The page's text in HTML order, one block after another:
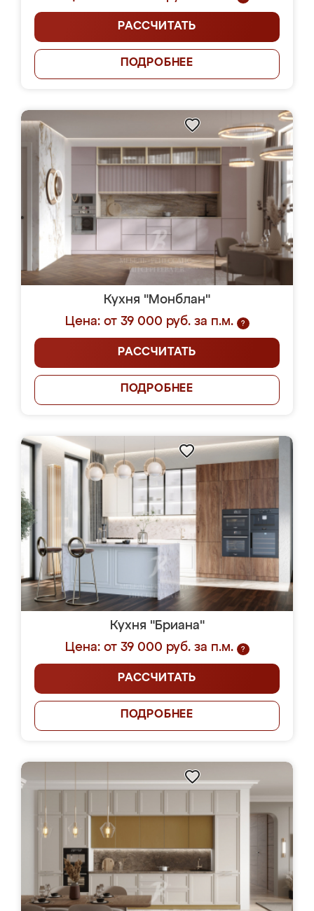
РАССЧИТАТЬ
ПОДРОБНЕЕ
Кухня "Монблан"
Цена: от 39 000 руб. за п.м.
?
РАССЧИТАТЬ
ПОДРОБНЕЕ
Кухня "Бриана"
Цена: от 39 000 руб. за п.м.
?
РАССЧИТАТЬ
ПОДРОБНЕЕ